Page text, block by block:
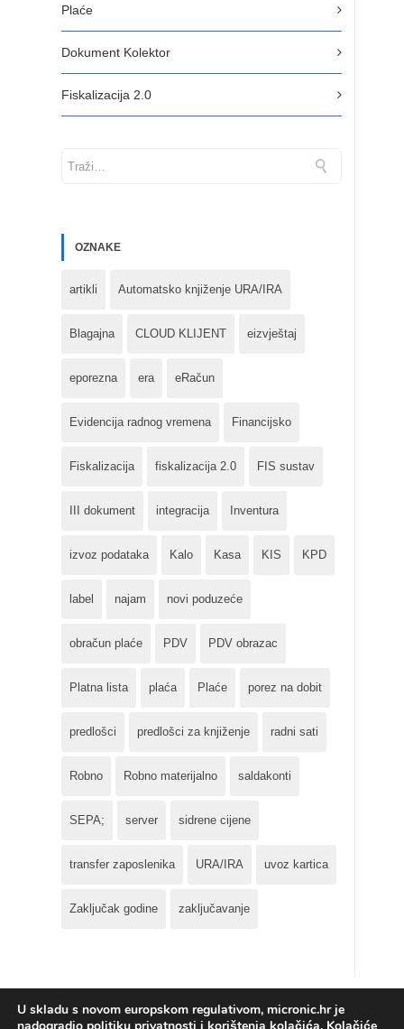
Plaće
Dokument Kolektor
Fiskalizacija 2.0
OZNAKE
artikli Automatsko knjiženje URA/IRA
Blagajna CLOUD KLIJENT eizvještaj
eporezna era eRačun
Evidencija radnog vremena Financijsko
Fiskalizacija fiskalizacija 2.0 FIS sustav
III dokument integracija Inventura
izvoz podataka Kalo Kasa KIS KPD
label najam novi poduzeće
obračun plaće PDV PDV obrazac
Platna lista plaća Plaće porez na dobit
predlošci predlošci za knjiženje radni sati
Robno Robno materijalno saldakonti
SEPA; server sidrene cijene
transfer zaposlenika URA/IRA uvoz kartica
Zaključak godine zaključavanje
U skladu s novom europskom regulativom, micronic.hr je